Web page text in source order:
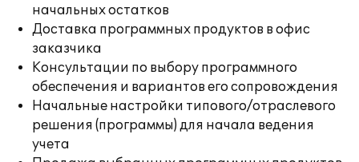
начальных остатков
Доставка программных продуктов в офис
заказчика
Консультации по выбору программного
обеспечения и вариантов его сопровождения
Начальные настройки типового/отраслевого
решения (программы) для начала ведения
учета